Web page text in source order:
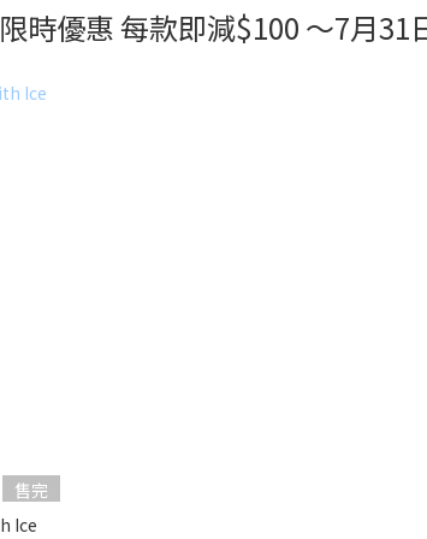
限時優惠 每款即減$100 ～7月31
售完